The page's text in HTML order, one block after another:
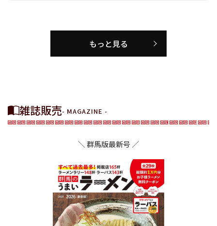
もっと見る
雑誌販売- MAGAZINE -
＼ 群馬版最新号 ／